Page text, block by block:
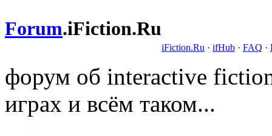
Forum.iFiction.Ru
iFiction.Ru · ifHub · FAQ ·
форум об interactive
играх и всём таком...